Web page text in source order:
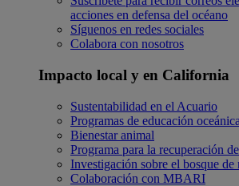
acciones en defensa del océano
Síguenos en redes sociales
Colabora con nosotros
Impacto local y en California
Sustentabilidad en el Acuario
Programas de educación oceánica
Bienestar animal
Programa para la recuperación
Investigación sobre el bosque de
Colaboración con MBARI